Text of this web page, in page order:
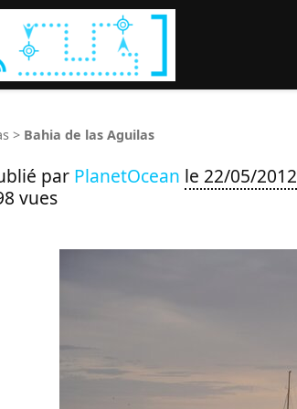
> Bahia de las Aguilas
par PlanetOcean le 22/05/2012
vues